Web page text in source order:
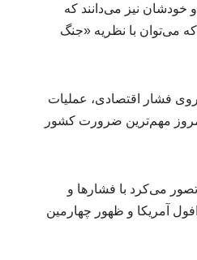
نیز می‌دانند که
می‌توان با نظریه «جنگ
فشار اقتصادی، عملیات
مهم‌ترین ضرورت کشور
می‌کرد با فشارها و
افول آمریکا و ظهور چهارمین